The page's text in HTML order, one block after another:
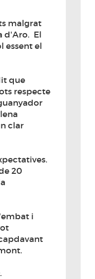
malgrat
d'Aro. El
essent el
que
respecte
clar
20
i